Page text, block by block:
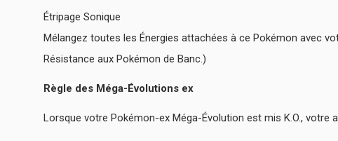
Étripage Sonique
Mélangez toutes les Énergies attachées à ce Pokémon avec
Résistance aux Pokémon de Banc.)
Règle des Méga-Évolutions ex
Lorsque votre Pokémon-ex Méga-Évolution est mis K.O., votre